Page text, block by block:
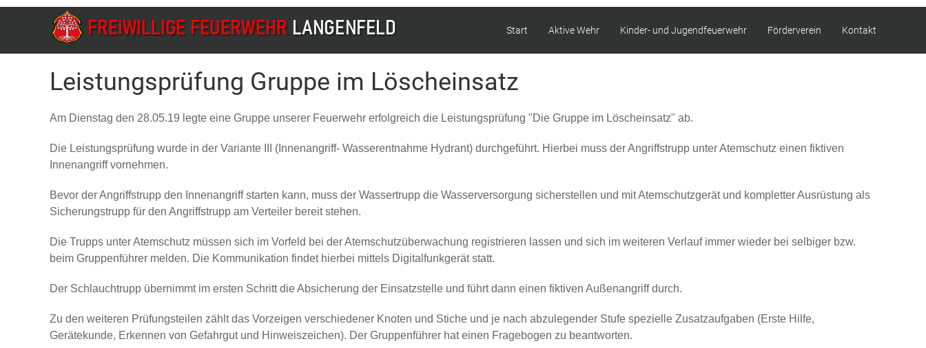
Start Aktive Wehr Kinder- und Jugendfeuerwehr Förderverein Kontakt
Leistungsprüfung Gruppe im Löscheinsatz
Am Dienstag den 28.05.19 legte eine Gruppe unserer Feuerwehr erfolgreich die Leistungsprüfung "Die Gruppe im Löscheinsatz" ab.
Die Leistungsprüfung wurde in der Variante III (Innenangriff- Wasserentnahme Hydrant) durchgeführt. Hierbei muss der Angriffstrupp unter Atemschutz einen fiktiven
Innenangriff vornehmen.
Bevor der Angriffstrupp den Innenangriff starten kann, muss der Wassertrupp die Wasserversorgung sicherstellen und mit Atemschutzgerät und kompletter Ausrüstung als
Sicherungstrupp für den Angriffstrupp am Verteiler bereit stehen.
Die Trupps unter Atemschutz müssen sich im Vorfeld bei der Atemschutzüberwachung registrieren lassen und sich im weiteren Verlauf immer wieder bei selbiger bzw.
beim Gruppenführer melden. Die Kommunikation findet hierbei mittels Digitalfunkgerät statt.
Der Schlauchtrupp übernimmt im ersten Schritt die Absicherung der Einsatzstelle und führt dann einen fiktiven Außenangriff durch.
Zu den weiteren Prüfungsteilen zählt das Vorzeigen verschiedener Knoten und Stiche und je nach abzulegender Stufe spezielle Zusatzaufgaben (Erste Hilfe,
Gerätekunde, Erkennen von Gefahrgut und Hinweiszeichen). Der Gruppenführer hat einen Fragebogen zu beantworten.